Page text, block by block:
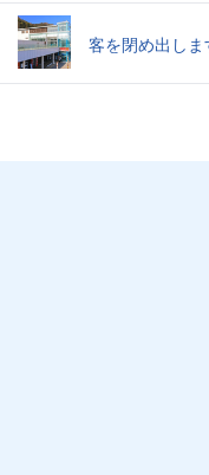
客を閉め出し